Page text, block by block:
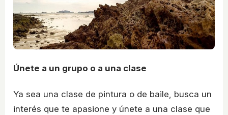
Únete a un grupo o a una clase
Ya sea una clase de pintura o de baile, busca un
interés que te apasione y únete a una clase que